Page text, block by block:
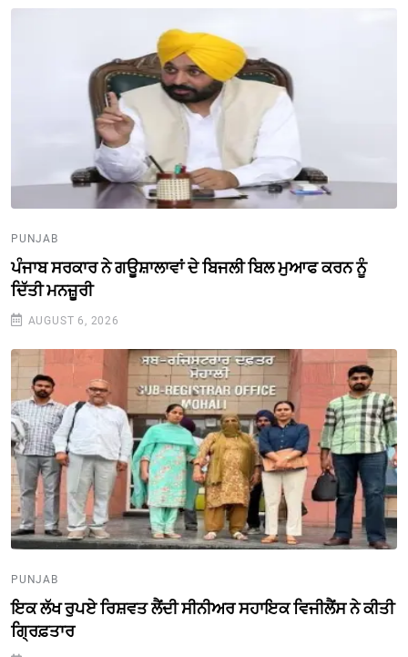
PUNJAB
ਪੰਜਾਬ ਸਰਕਾਰ ਨੇ ਗਊਸ਼ਾਲਾਵਾਂ ਦੇ ਬਿਜਲੀ ਬਿਲ ਮੁਆਫ ਕਰਨ ਨੂੰ
ਦਿੱਤੀ ਮਨਜ਼ੂਰੀ
AUGUST 6, 2026
PUNJAB
ਇਕ ਲੱਖ ਰੁਪਏ ਰਿਸ਼ਵਤ ਲੈਂਦੀ ਸੀਨੀਅਰ ਸਹਾਇਕ ਵਿਜੀਲੈਂਸ ਨੇ ਕੀਤੀ
ਗ੍ਰਿਫ਼ਤਾਰ